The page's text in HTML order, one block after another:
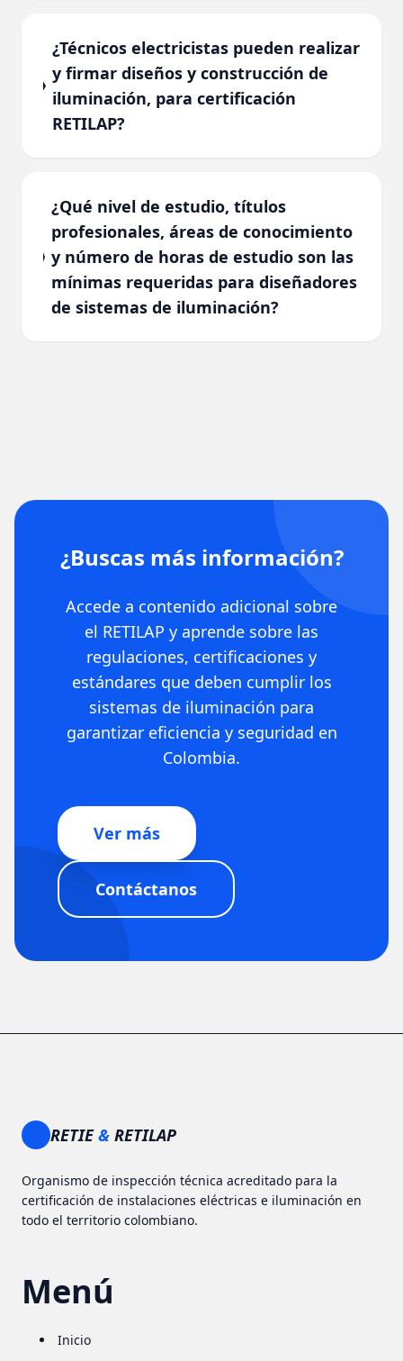
¿Técnicos electricistas pueden realizar
y firmar diseños y construcción de
iluminación, para certificación
RETILAP?
¿Qué nivel de estudio, títulos
profesionales, áreas de conocimiento
y número de horas de estudio son las
mínimas requeridas para diseñadores
de sistemas de iluminación?
¿Buscas más información?
Accede a contenido adicional sobre
el RETILAP y aprende sobre las
regulaciones, certificaciones y
estándares que deben cumplir los
sistemas de iluminación para
garantizar eficiencia y seguridad en
Colombia.
Ver más
Contáctanos
RETIE& RETILAP
Organismo de inspección técnica acreditado para la
certificación de instalaciones eléctricas e iluminación en
todo el territorio colombiano.
Menú
Inicio